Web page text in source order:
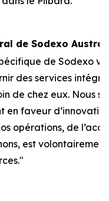
de Sodexo
de Sodexo
des services
de chez eux. Nous
faveur
opérations, de
est